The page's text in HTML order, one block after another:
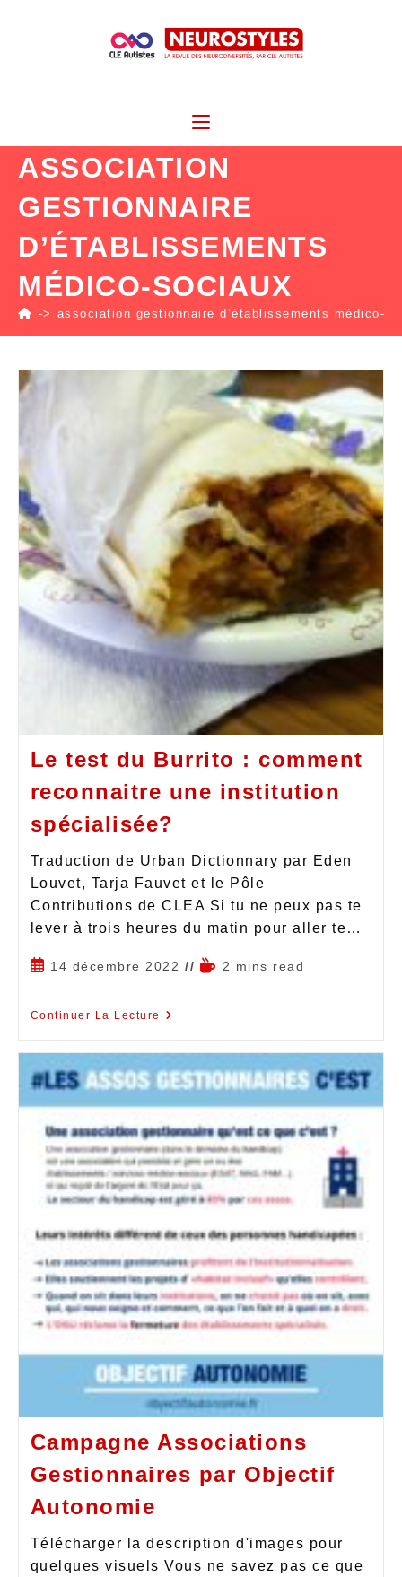
ASSOCIATION
GESTIONNAIRE
D’ÉTABLISSEMENTS
MÉDICO-SOCIAUX
-> association gestionnaire d’établissements médico-
Le test du Burrito : comment
reconnaitre une institution
spécialisée?
Traduction de Urban Dictionnary par Eden
Louvet, Tarja Fauvet et le Pôle
Contributions de CLEA Si tu ne peux pas te
lever à trois heures du matin pour aller te…
14 décembre 2022 2 mins read
Continuer La Lecture
Campagne Associations
Gestionnaires par Objectif
Autonomie
Télécharger la description d'images pour
quelques visuels Vous ne savez pas ce que